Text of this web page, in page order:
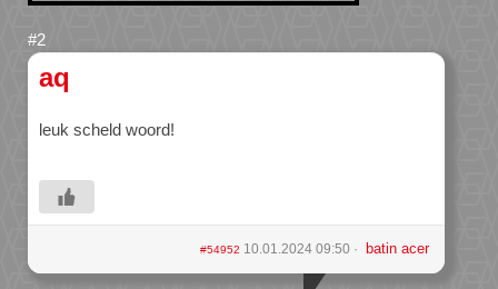
aq
leuk scheld woord!
#54952 10.01.2024 09:50 batin acer